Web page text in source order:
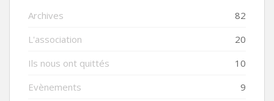
Archives
82
L'association
20
Ils nous ont quittés
10
Evènements
9